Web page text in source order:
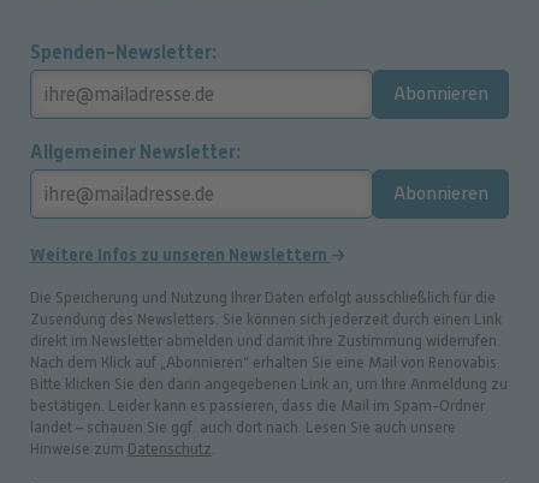
Spenden-Newsletter
Abonnieren
Allgemeiner Newsletter
Abonnieren
Weitere Infos zu unseren Newslettern
Die Speicherung und Nutzung Ihrer Daten erfolgt ausschließlich für die
Zusendung des Newsletters. Sie können sich jederzeit durch einen Link
direkt im Newsletter abmelden und damit Ihre Zustimmung widerrufen.
Nach dem Klick auf „Abonnieren“ erhalten Sie eine Mail von Renovabis.
Bitte klicken Sie den darin angegebenen Link an, um Ihre Anmeldung zu
bestätigen. Leider kann es passieren, dass die Mail im Spam-Ordner
landet – schauen Sie ggf. auch dort nach. Lesen Sie auch unsere
Hinweise zum Datenschutz.